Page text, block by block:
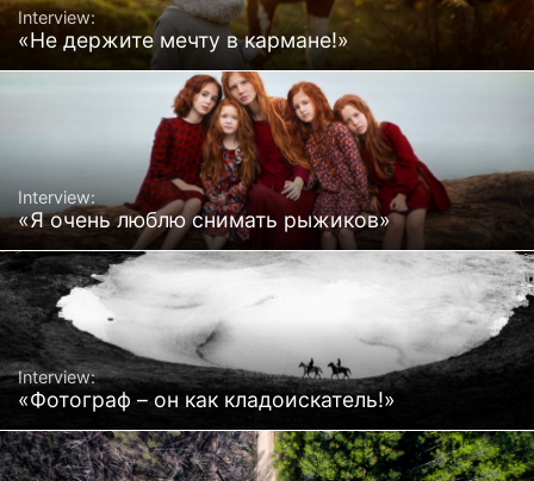
Interview:
«Не держите мечту в кармане!»
Interview:
«Я очень люблю снимать рыжиков»
Interview:
«Фотограф – он как кладоискатель!»